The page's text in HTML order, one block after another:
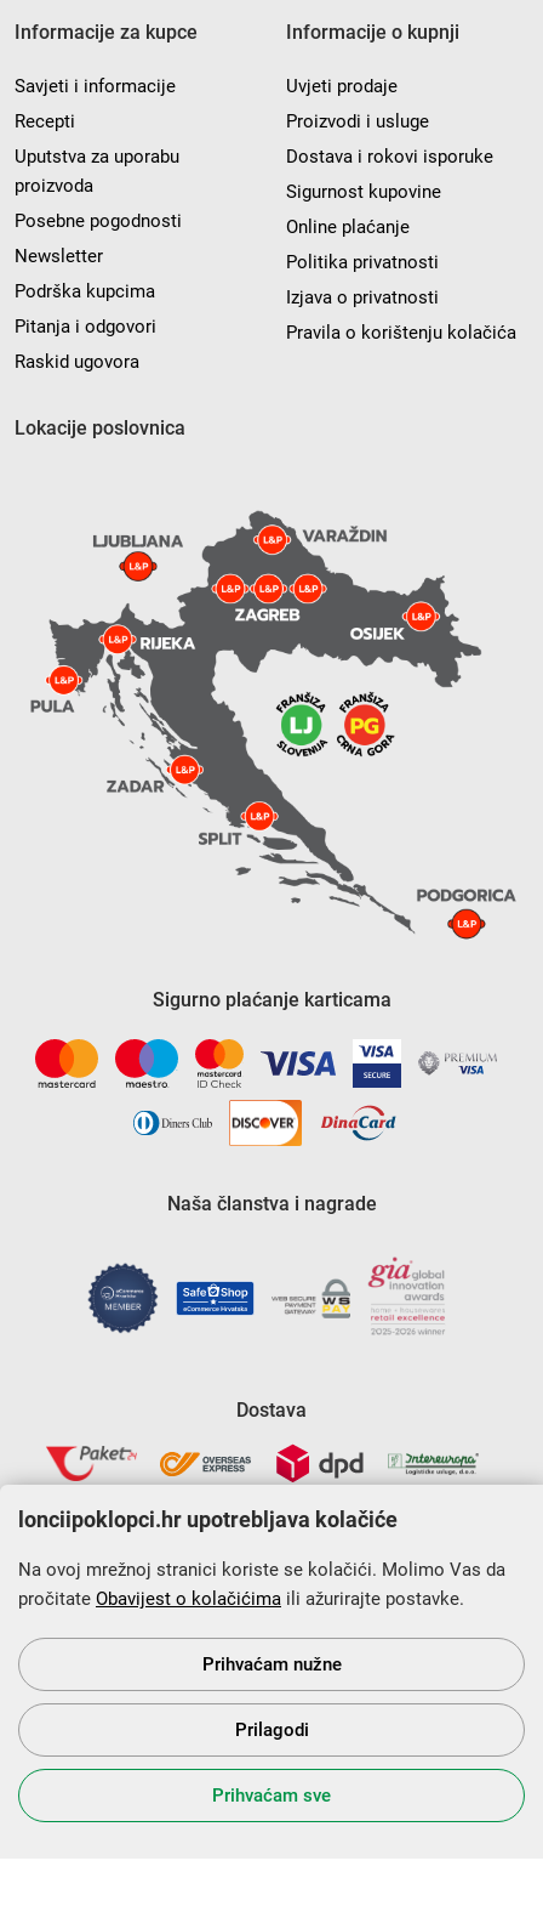
Informacije za kupce
Savjeti i informacije
Recepti
Uputstva za uporabu
proizvoda
Posebne pogodnosti
Newsletter
Podrška kupcima
Pitanja i odgovori
Raskid ugovora
Informacije o kupnji
Uvjeti prodaje
Proizvodi i usluge
Dostava i rokovi isporuke
Sigurnost kupovine
Online plaćanje
Politika privatnosti
Izjava o privatnosti
Pravila o korištenju kolačića
Lokacije poslovnica
Sigurno plaćanje karticama
Naša članstva i nagrade
Dostava
Krajnji primatelj financijskog instrumenta sufinanciranog iz
Europskog fonda za regionalni razvoj u sklopu Operativnog
programa „Konkurentnost i kohezija”.
s Vama od 2014. godine!
lonciipoklopci.hr upotrebljava kolačiće
Na ovoj mrežnoj stranici koriste se kolačići. Molimo Vas da
pročitate Obavijest o kolačićima ili ažurirajte postavke.
Prihvaćam nužne
Prilagodi
Prihvaćam sve